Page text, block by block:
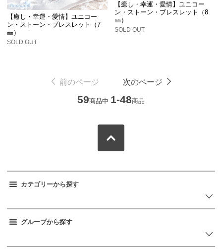
【癒し・幸運・愛情】ユニコー
ン・ストーン・ブレスレット（7
㎜）
SOLD OUT
【癒し・幸運・愛情】ユニコー
ン・ストーン・ブレスレット（8
㎜）
SOLD OUT
前のページ 次のページ
59商品中 1-48商品
カテゴリーから探す
グループから探す